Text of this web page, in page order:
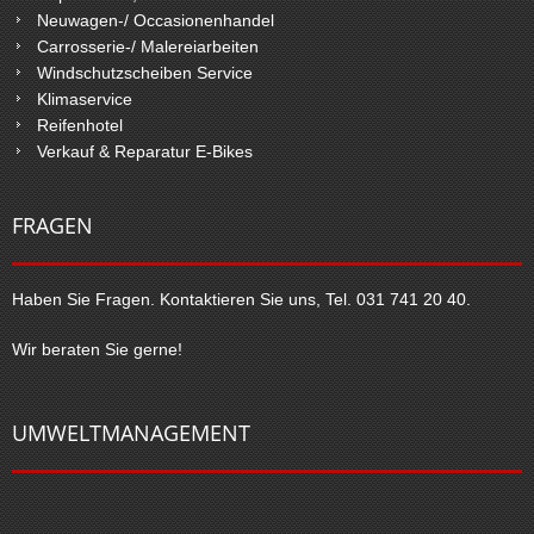
Neuwagen-/ Occasionenhandel
Carrosserie-/ Malereiarbeiten
Windschutzscheiben Service
Klimaservice
Reifenhotel
Verkauf & Reparatur E-Bikes
FRAGEN
Haben Sie Fragen. Kontaktieren Sie uns, Tel. 031 741 20 40.
Wir beraten Sie gerne!
UMWELTMANAGEMENT